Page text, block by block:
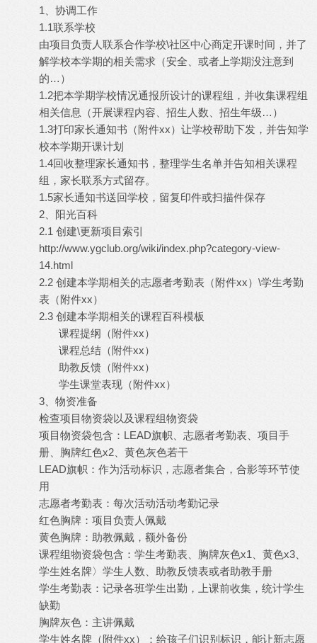
1、协调工作
1.1联系学校
由项目负责人联系合作学校\社区中心商定开课时间，并了
解学校本学期的相关需求（安全、或者上学期没注意到
的…）
1.2把本学期学校情况通报所设计的课程组，并收集课程组
相关信息（开展课程内容、招生人数、招生年级…）
1.3打印家长通知书（附件xx）让学校帮助下发，并告知学
校本学期开课计划
1.4回收整理家长通知书，整理学生名单并告知相关课程
组，家长联系方式留存。
1.5家长通知书送回学校，留复印件或扫描件保存
2、阳光百科
2.1 创建\更新项目索引
http://www.ygclub.org/wiki/index.php?category-view-
14.html
2.2 创建本学期相关的志愿者考勤表（附件xx）\学生考勤
表（附件xx）
2.3 创建本学期相关的课程百科模板
课程提纲（附件xx）
课程总结（附件xx）
助教反馈（附件xx）
学生课堂表现（附件xx）
3、物资准备
检查项目物资袋以及课程组物资袋
项目物资袋包含：LEAD旗帜、志愿者考勤表、项目手
册、胸牌红色x2、黄色灰色若干
LEAD旗帜：作为活动标识，志愿者集合，合影等环节使
用
志愿者考勤表：每次活动活动考勤记录
红色胸牌：项目负责人佩戴
黄色胸牌：助教佩戴，额外备份
课程组物资袋包含：学生考勤表、胸牌灰色x1、黄色x3、
学生姓名牌〉学生人数、助教反馈表或者助教手册
学生考勤表：记录各班学生出勤，上课前收集，统计学生
缺勤
胸牌灰色：主讲佩戴
学生姓名牌（附件xx）：给孩子们识别标识，能让新志愿